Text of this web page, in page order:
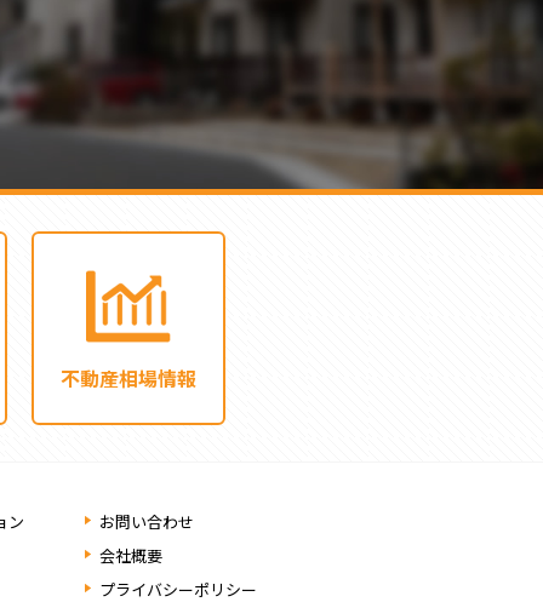
不動産相場情報
ン
お問い合わせ
会社概要
プライバシーポリシー